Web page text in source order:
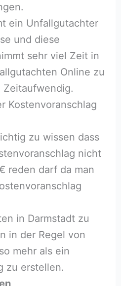
ein Unfallgutachter
und diese
sehr viel Zeit in
Online zu
Kostenvoranschlag
zu wissen dass
nicht
reden darf da man
in Darmstadt zu
in der Regel von
mehr als ein
zu erstellen.